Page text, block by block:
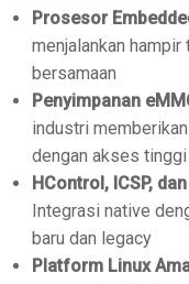
Prosesor
menjalankan
bersamaan
Penyimpanan
industri
dengan akses tinggi
HControl, ICSP,
Integrasi native
baru dan legacy
Platform Linux